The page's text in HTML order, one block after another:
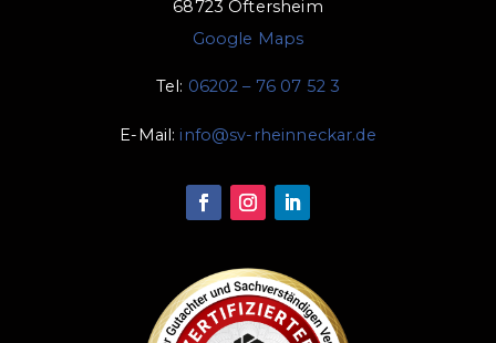
68723 Oftersheim
Google Maps
Tel: 06202 – 76 07 52 3
E-Mail: info@sv-rheinneckar.de